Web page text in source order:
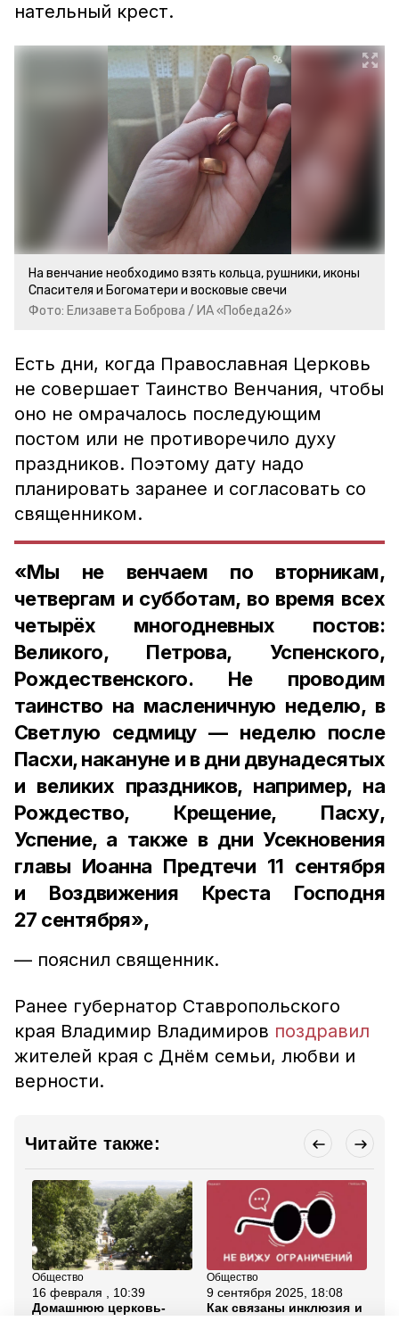
нательный крест.
На венчание необходимо взять кольца, рушники, иконы
Спасителя и Богоматери и восковые свечи
Фото: Елизавета Боброва / ИА «Победа26»
Есть дни, когда Православная Церковь
не совершает Таинство Венчания, чтобы
оно не омрачалось последующим
постом или не противоречило духу
праздников. Поэтому дату надо
планировать заранее и согласовать со
священником.
«Мы не венчаем по вторникам,
четвергам и субботам, во время всех
четырёх многодневных постов:
Великого, Петрова, Успенского,
Рождественского. Не проводим
таинство на масленичную неделю, в
Светлую седмицу — неделю после
Пасхи, накануне и в дни двунадесятых
и великих праздников, например, на
Рождество, Крещение, Пасху,
Успение, а также вдни Усекновения
главы Иоанна Предтечи 11 сентября
и Воздвижения Креста Господня
27 сентября»,
— пояснил священник.
Ранее губернатор Ставропольского
края Владимир Владимиров поздравил
жителей края с Днём семьи, любви и
верности.
Читайте также:
Общество
16 февраля , 10:39
Домашнюю церковь-
Общество
9 сентября 2025, 18:08
Как связаны инклюзия и